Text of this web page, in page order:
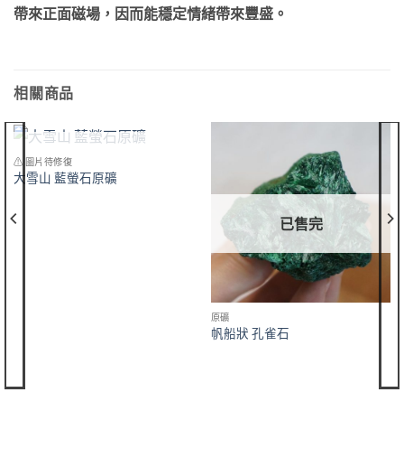
帶來正面磁場，因而能穩定情緒帶來豐盛。
相關商品
⚠ 圖片待修復
大雪山 藍螢石原礦
已售完
原礦
帆船狀 孔雀石